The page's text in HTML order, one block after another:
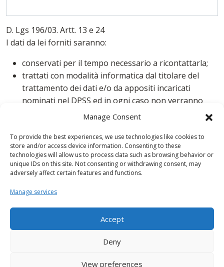
Manage Consent
To provide the best experiences, we use technologies like cookies to
store and/or access device information. Consenting to these
technologies will allow us to process data such as browsing behavior or
unique IDs on this site. Not consenting or withdrawing consent, may
adversely affect certain features and functions.
Manage services
Accept
Deny
View preferences
D. Lgs 196/03. Artt. 13 e 24
I dati da lei forniti saranno:
conservati per il tempo necessario a ricontattarla;
trattati con modalità informatica dal titolare del
trattamento dei dati e/o da appositi incaricati
nominati nel DPSS ed in ogni caso non verranno
divulgati se non per i casi espressamente previsti
Per permettere il trattamento deve acconsentire alla
registrazione temporanea dei suoi dati.
accetto le condizioni
Hai già un account MyCondor?
HAI DIMENTICATO LA PASSWORD?